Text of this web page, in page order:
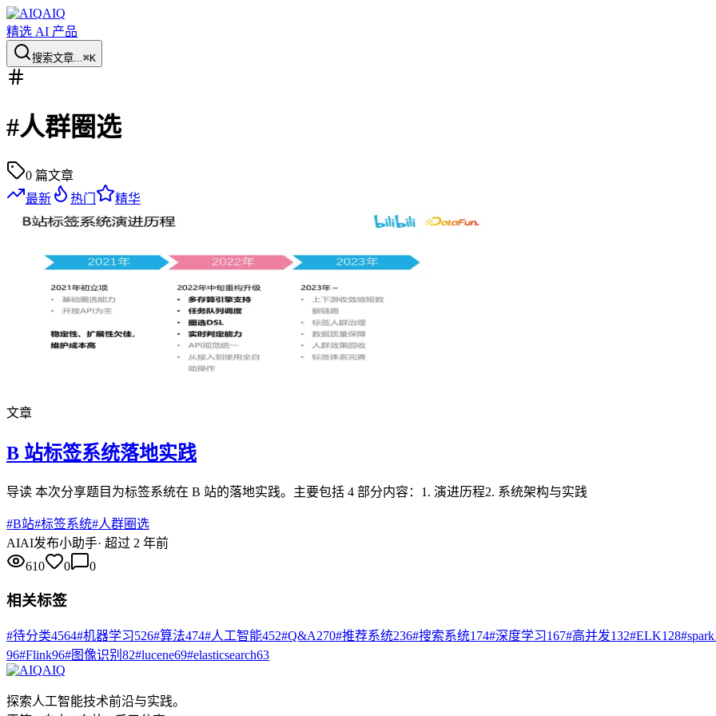
AIQ
精选 AI 产品
搜索文章...⌘K
#人群圈选
0 篇文章
最新
热门 精华
文章
B 站标签系统落地实践
导读 本次分享题目为标签系统在 B 站的落地实践。主要包括 4 部分内容：1. 演进历程2. 系统架构与实践
#B站#标签系统#人群圈选
AIAI发布小助手· 超过 2 年前
610
0 0
相关标签
#待分类4564#机器学习526#算法474#人工智能452#Q&A270#推荐系统236#搜索系统174#深度学习167#高并发132#ELK128#spark
96#Flink96#图像识别 82#lucene69#elasticsearch63
AIQ
探索人工智能技术前沿与实践。